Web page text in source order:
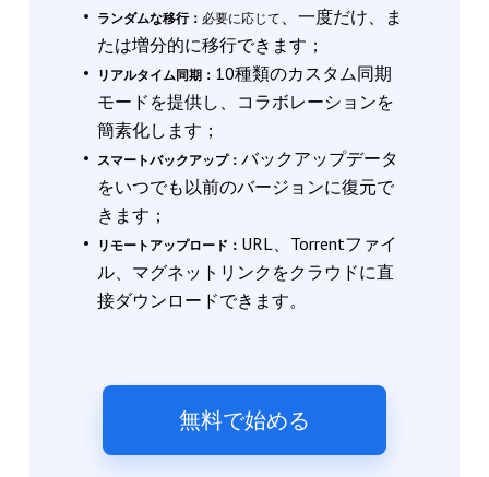
ランダムな移行： 必要に応じて
、一度だけ、ま
たは増分的に移行できます；
リアルタイム同期： 10種類のカスタム同期
モードを提供し、コラボレーションを
簡素化します；
スマートバックアップ： バックアップデータ
をいつでも以前のバージョンに復元で
きます；
リモートアップロード： URL、Torrentファイ
ル、マグネットリンクをクラウドに直
接ダウンロードできます。
無料で始める